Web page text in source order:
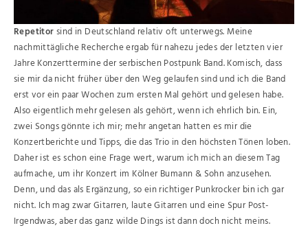
Repetitorsind in Deutschland relativ oft unterwegs. Meine
nachmittägliche Recherche ergab für nahezu jedes der letzten vier
Jahre Konzerttermine der serbischen Postpunk Band. Komisch, dass
sie mir da nicht früher über den Weg gelaufen sind und ich die Band
erst vor ein paar Wochen zum ersten Mal gehört und gelesen habe.
Also eigentlich mehr gelesen als gehört, wenn ich ehrlich bin. Ein,
zwei Songs gönnte ich mir; mehr angetan hatten es mir die
Konzertberichte und Tipps, die das Trio in den höchsten Tönen loben.
Daher ist es schon eine Frage wert, warum ich mich an diesem Tag
aufmache, um ihr Konzert im Kölner Bumann & Sohn anzusehen.
Denn, und das als Ergänzung, so ein richtiger Punkrocker bin ich gar
nicht. Ich mag zwar Gitarren, laute Gitarren und eine Spur Post-
Irgendwas, aber das ganz wilde Dings ist dann doch nicht meins.